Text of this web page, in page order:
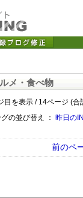
メ・食べ物
目を表示 / 14ページ (合
の並び替え ： 昨日の
前のペ